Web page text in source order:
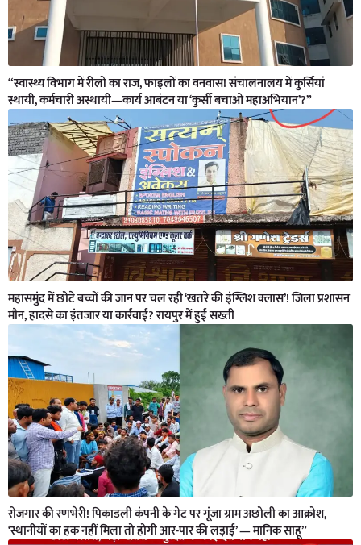
“स्वास्थ्य विभाग में रीलों का राज, फाइलों का वनवास! संचालनालय में कुर्सियां
स्थायी, कर्मचारी अस्थायी—कार्य आबंटन या ‘कुर्सी बचाओ महाअभियान’?”
महासमुंद में छोटे बच्चों की जान पर चल रही ‘खतरे की इंग्लिश क्लास’! जिला प्रशासन
मौन, हादसे का इंतजार या कार्रवाई? रायपुर में हुई सख्ती
रोजगार की रणभेरी! पिकाडली कंपनी के गेट पर गूंजा ग्राम अछोली का आक्रोश,
‘स्थानीयों का हक नहीं मिला तो होगी आर-पार की लड़ाई’ — मानिक साहू”